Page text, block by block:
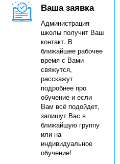
Ваша заявка
Администрация
школы получит Ваш
контакт. В
ближайшее рабочее
время с Вами
свяжутся,
расскажут
подробнее про
обучение и если
Вам всё подойдет,
запишут Вас в
ближайшую группу
или на
индивидуальное
обучение!